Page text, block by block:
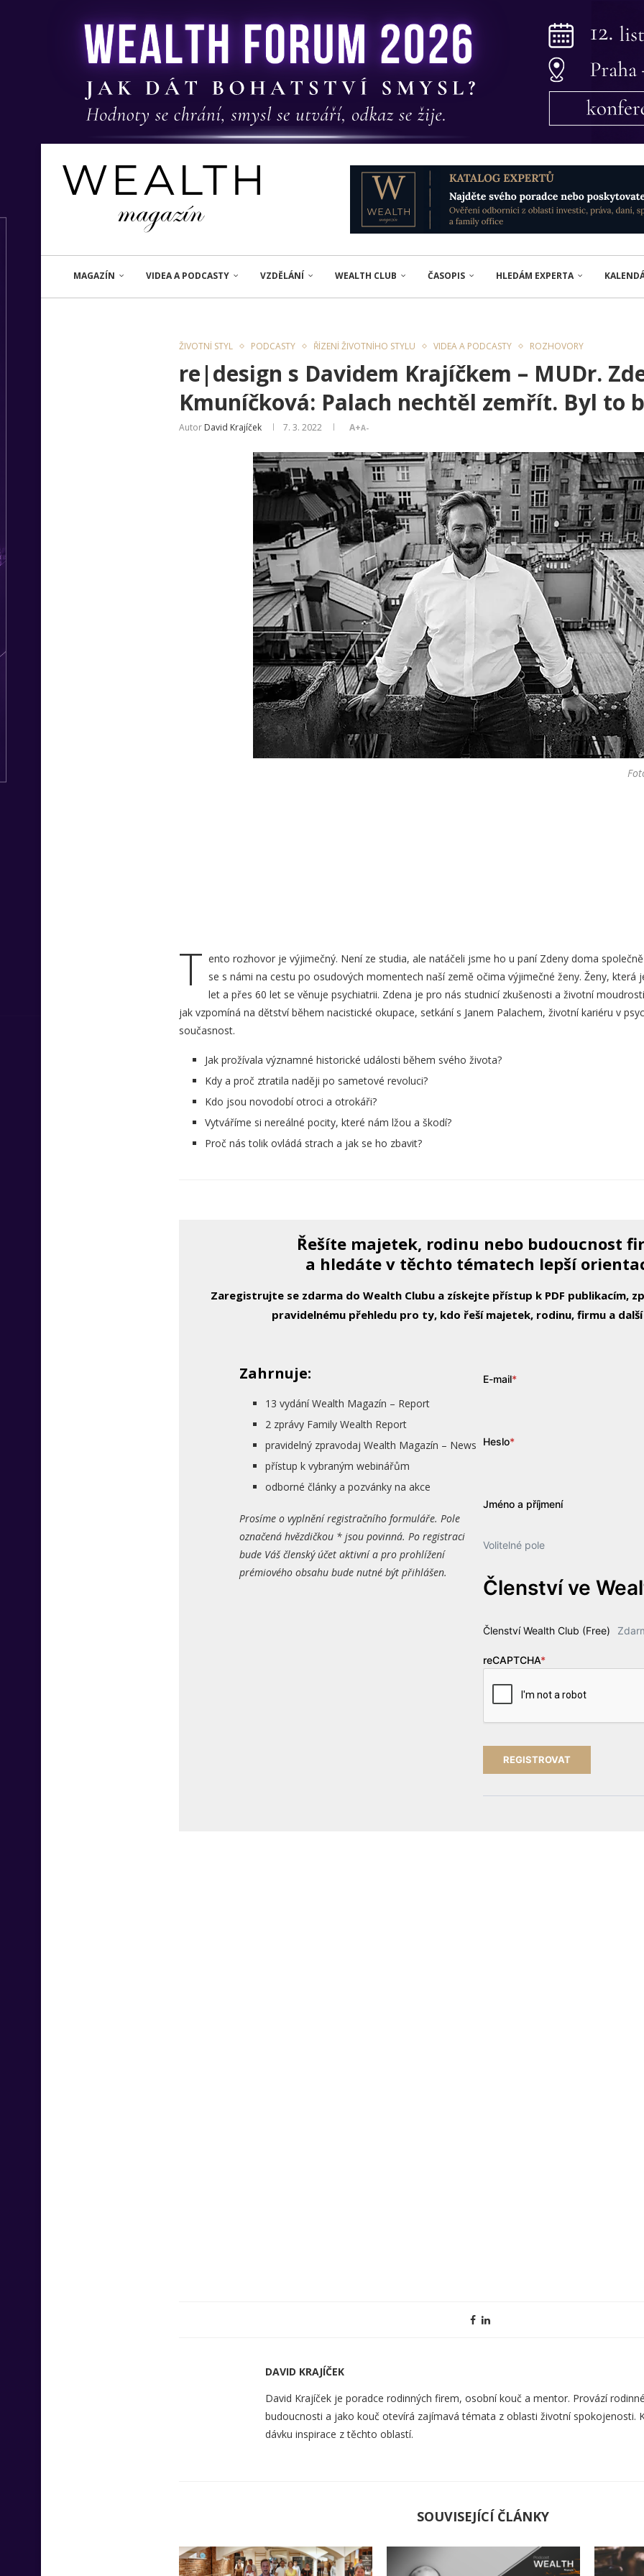
MAGAZÍN VIDEA A PODCASTY VZDĚLÁNÍ WEALTH CLUB ČASOPIS HLEDÁM EXPERTA
ŽIVOTNÍ STYL PODCASTY ŘÍZENÍ ŽIVOTNÍHO STYLU VIDEA A PODCASTY ROZHOVORY
re|design s Davidem Krajíčkem – MUDr.
Kmuníčková: Palach nechtěl zemřít. Byl to
Autor David Krajíček 7. 3. 2022 A+A-
T ento rozhovor je výjimečný. Není ze studia, ale natáčeli jsme ho u paní Zdeny doma
se s námi na cestu po osudových momentech naší země očima výjimečné ženy. Ženy, která
let a přes 60 let se věnuje psychiatrii. Zdena je pro nás studnicí zkušenosti a životní
jak vzpomíná na dětství během nacistické okupace, setkání s Janem Palachem, životní kariéru v
současnost.
Jak prožívala významné historické události během svého života?
Kdy a proč ztratila naději po sametové revoluci?
Kdo jsou novodobí otroci a otrokáři?
Vytváříme si nereálné pocity, které nám lžou a škodí?
Proč nás tolik ovládá strach a jak se ho zbavit?
Řešíte majetek, rodinu nebo budoucnost
a hledáte v těchto tématech lepší
Zaregistrujte se zdarma do Wealth Clubu a získejte přístup k PDF publikacím,
pravidelnému přehledu pro ty, kdo řeší majetek, rodinu, firmu a
Zahrnuje:
13 vydání Wealth Magazín – Report
2 zprávy Family Wealth Report
pravidelný zpravodaj Wealth Magazín – News
přístup k vybraným webinářům
odborné články a pozvánky na akce
Prosíme o vyplnění registračního formuláře. Pole
označená hvězdičkou * jsou povinná. Po registraci
bude Váš členský účet aktivní a pro prohlížení
prémiového obsahu bude nutné být přihlášen.
E-mail*
Heslo*
Jméno a příjmení
Volitelné pole
Členství ve
Členství Wealth Club (Free)
reCAPTCHA*
DAVID KRAJÍČEK
David Krajíček je poradce rodinných firem, osobní kouč a mentor. Provází
budoucnosti a jako kouč otevírá zajímavá témata z oblasti životní spokojenosti.
dávku inspirace z těchto oblastí.
SOUVISEJÍCÍ ČLÁNKY